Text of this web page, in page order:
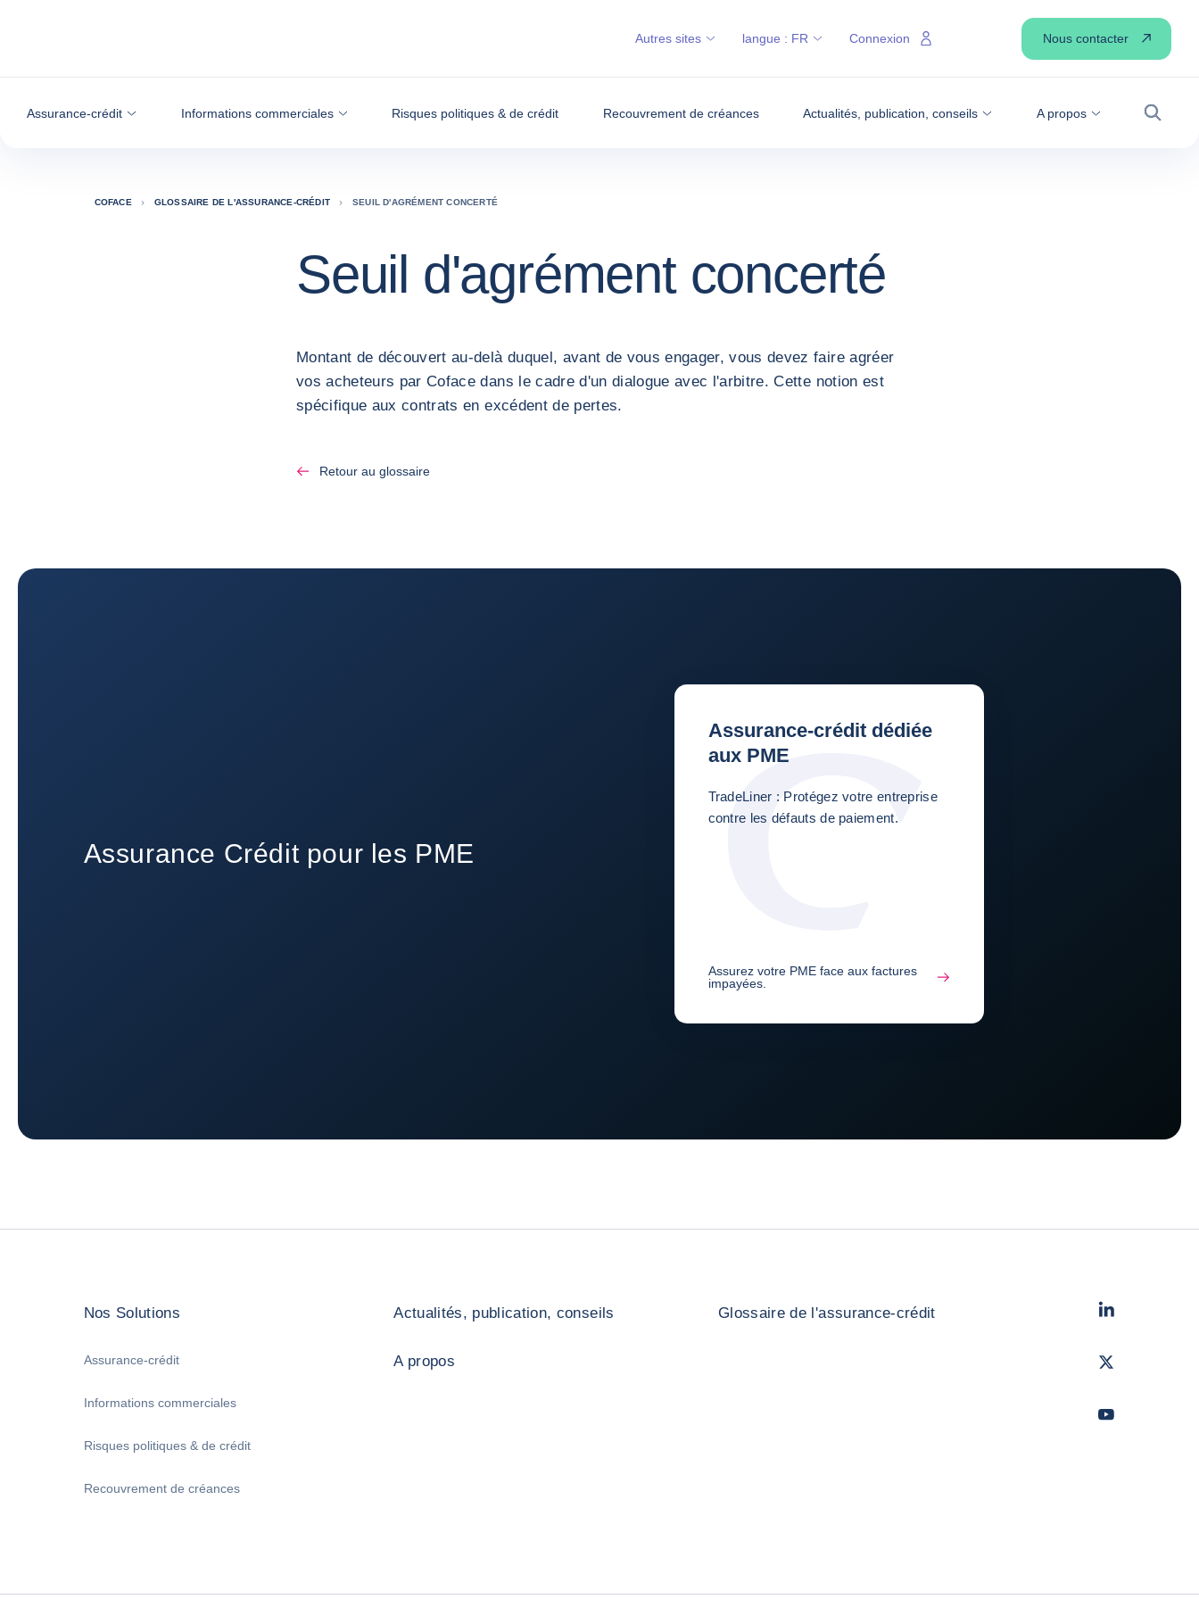
Assurance-crédit Informations commerciales Risques politiques & de crédit Recouvrement de créances Actualités, publication, conseils A propos
Autres sites langue : FR Connexion Nous contacter
COFACE GLOSSAIRE DE L'ASSURANCE-CRÉDIT SEUIL D'AGRÉMENT CONCERTÉ
Seuil d'agrément concerté
Montant de découvert au-delà duquel, avant de vous engager, vous devez faire agréer
vos acheteurs par Coface dans le cadre d'un dialogue avec l'arbitre. Cette notion est
spécifique aux contrats en excédent de pertes.
Retour au glossaire
Assurance Crédit pour les PME
Assurance-crédit dédiée
aux PME
TradeLiner : Protégez votre entreprise
contre les défauts de paiement.
Assurez votre PME face aux factures
impayées.
Nos Solutions
Assurance-crédit
Informations commerciales
Risques politiques & de crédit
Recouvrement de créances
Actualités, publication, conseils
A propos
Glossaire de l'assurance-crédit LinkedIn
Twitter
Youtube